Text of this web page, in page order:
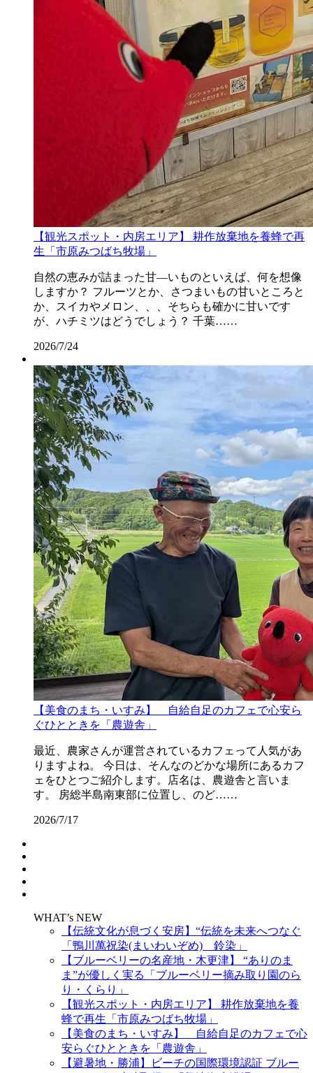
【観光スポット・内房エリア】 耕作放棄地を養蜂で再
生「市原みつばち牧場」
自然の恵みが詰まった甘―いものといえば、何を想像
しますか？ フルーツとか、さつまいもの甘いところと
か、スイカやメロン、、、そちらも確かに甘いです
が、ハチミツはどうでしょう？ 千葉……
2026/7/24
【美食のまち・いすみ】 自給自足のカフェで心安ら
ぐひとときを「農遊舎」
最近、農家さんが運営されているカフェって人気があ
りますよね。 今日は、そんなのどかな場所にあるカフ
ェをひとつご紹介します。店名は、農遊舎と言いま
す。 房総半島南東部に位置し、のど……
2026/7/17
WHAT’s NEW
【伝統文化が息づく安房】“伝統を未来へつなぐ
「鴨川萬祝染(まいわいぞめ) 鈴染」
【ブルーベリーの名産地・木更津】 “ありのま
ま”が優しく実る「ブルーベリー摘み取り園のら
り・くらり」
【観光スポット・内房エリア】 耕作放棄地を養
蜂で再生「市原みつばち牧場」
【美食のまち・いすみ】 自給自足のカフェで心
安らぐひとときを「農遊舎」
【避暑地・勝浦】ビーチの国際環境認証 ブルー